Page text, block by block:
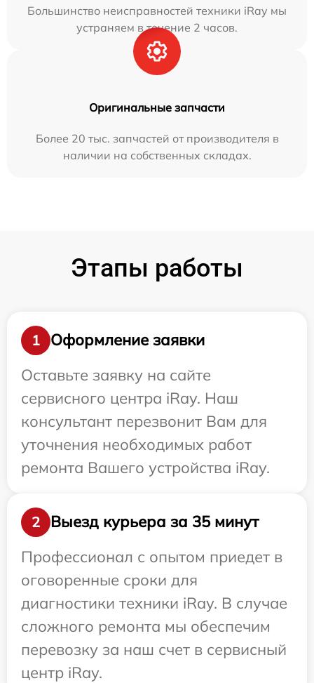
Большинство неисправностей техники iRay мы
устраняем в течение 2 часов.
Оригинальные запчасти
Более 20 тыс. запчастей от производителя в
наличии на собственных складах.
Этапы работы
1
Оформление заявки
Оставьте заявку на сайте
сервисного центра iRay. Наш
консультант перезвонит Вам для
уточнения необходимых работ
ремонта Вашего устройства iRay.
2
Выезд курьера за 35 минут
Профессионал с опытом приедет в
оговоренные сроки для
диагностики техники iRay. В случае
сложного ремонта мы обеспечим
перевозку за наш счет в сервисный
центр iRay.